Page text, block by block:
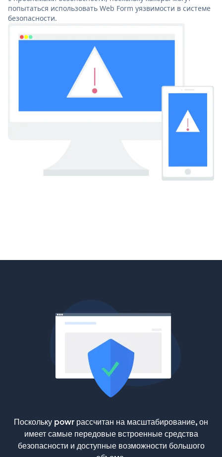
попытаться использовать Web Form уязвимости в системе
безопасности.
Поскольку powr рассчитан на масштабирование, он
имеет самые передовые встроенные средства
безопасности и доступные возможности большого